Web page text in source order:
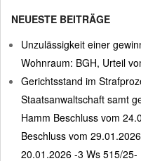
NEUESTE BEITRÄGE
Unzulässigkeit einer
Wohnraum: BGH, Urteil
Gerichtsstand im
Staatsanwaltschaft samt
Hamm Beschluss vom
Beschluss vom
20.01.2026 -3 Ws 515/25-